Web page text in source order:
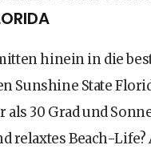
hinein in die
Sunshine State
als 30 Grad und
relaxtes Beach-